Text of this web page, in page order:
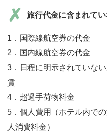
旅行代金に含まれて
1．国際線航空券の代金
2．国内線航空券の代金
3．日程に明示されていな
賃
4．超過手荷物料金
5．個人費用（ホテル内で
人消費料金）